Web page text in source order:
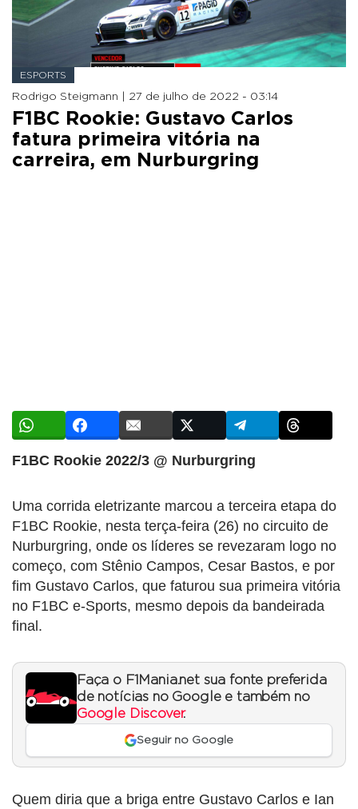
ESPORTS
Rodrigo Steigmann | 27 de julho de 2022 - 03:14
F1BC Rookie: Gustavo Carlos
fatura primeira vitória na
carreira, em Nurburgring
F1BC Rookie 2022/3 @ Nurburgring
Uma corrida eletrizante marcou a terceira etapa do
F1BC Rookie, nesta terça-feira (26) no circuito de
Nurburgring, onde os líderes se revezaram logo no
começo, com Stênio Campos, Cesar Bastos, e por
fim Gustavo Carlos, que faturou sua primeira vitória
no F1BC e-Sports, mesmo depois da bandeirada
final.
Faça o F1Mania.net sua fonte preferida
de notícias no Google e também no
Google Discover.
Seguir no Google
Quem diria que a briga entre Gustavo Carlos e Ian